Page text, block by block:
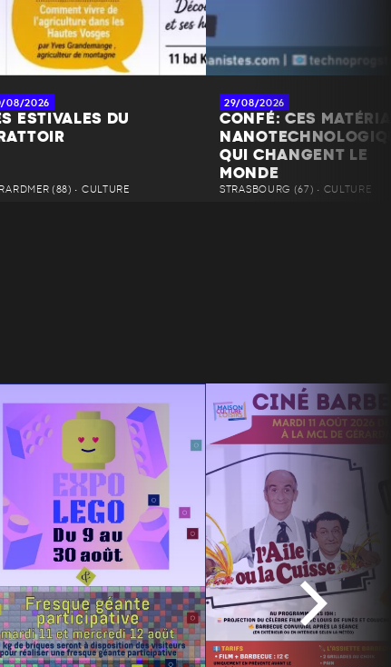
08/2026
ESTIVALES DU
(88) • CULTURE
29/08/2026
CONFÉ: CES
QUI CHANGENT LE
MONDE
STRASBOURG (67) • CULTURE